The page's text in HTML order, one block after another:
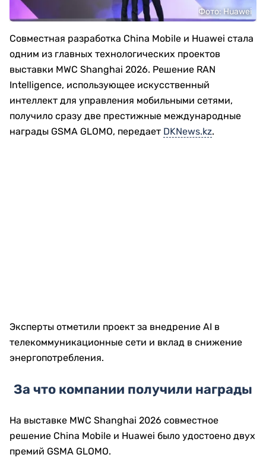
Фото: Huawei
Совместная разработка China Mobile и Huawei стала
одним из главных технологических проектов
выставки MWC Shanghai 2026. Решение RAN
Intelligence, использующее искусственный
интеллект для управления мобильными сетями,
получило сразу две престижные международные
награды GSMA GLOMO, передает DKNews.kz.
Эксперты отметили проект за внедрение AI в
телекоммуникационные сети и вклад в снижение
энергопотребления.
За что компании получили награды
На выставке MWC Shanghai 2026 совместное
решение China Mobile и Huawei было удостоено двух
премий GSMA GLOMO.